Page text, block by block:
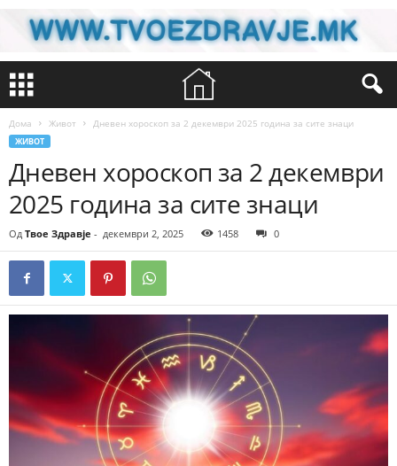
Дома Живот Дневен хороскоп за 2 декември 2025 година за сите знаци
ЖИВОТ
Дневен хороскоп за 2 декември
2025 година за сите знаци
Од Твое Здравје - декември 2, 2025 1458 0